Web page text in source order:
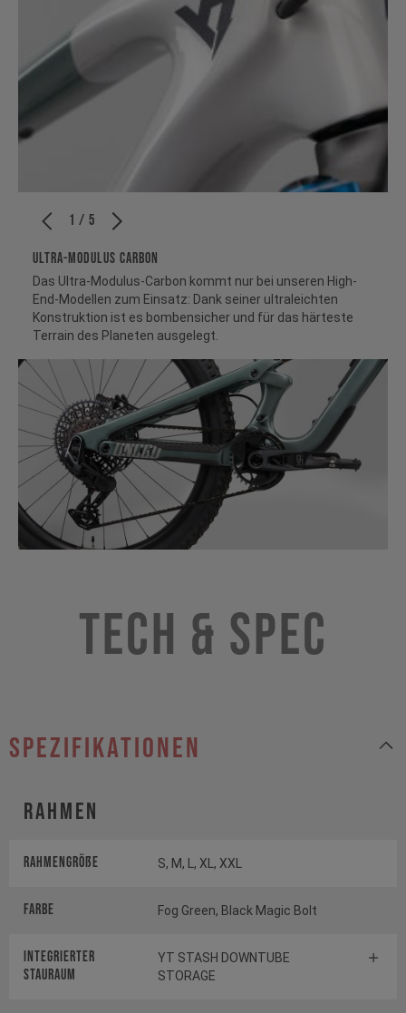
1 / 5
ULTRA-MODULUS CARBON
Das Ultra-Modulus-Carbon kommt nur bei unseren High-
End-Modellen zum Einsatz: Dank seiner ultraleichten
Konstruktion ist es bombensicher und für das härteste
Terrain des Planeten ausgelegt.
Tech & Spec
Spezifikationen
Rahmen
Rahmengröße S, M, L, XL, XXL
Farbe Fog Green, Black Magic Bolt
INTEGRIERTER
STAURAUM
YT STASH DOWNTUBE
STORAGE